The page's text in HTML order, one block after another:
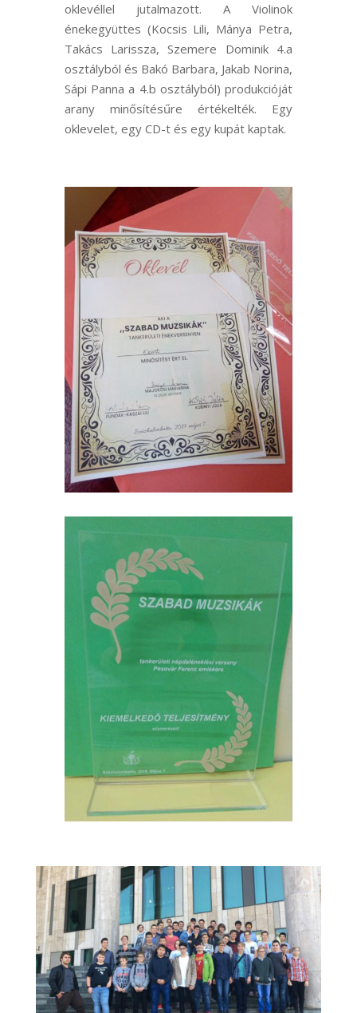
oklevéllel jutalmazott. A Violinok
énekegyüttes (Kocsis Lili, Mánya Petra,
Takács Larissza, Szemere Dominik 4.a
osztályból és Bakó Barbara, Jakab Norina,
Sápi Panna a 4.b osztályból) produkcióját
arany minősítésűre értékelték. Egy
oklevelet, egy CD-t és egy kupát kaptak.